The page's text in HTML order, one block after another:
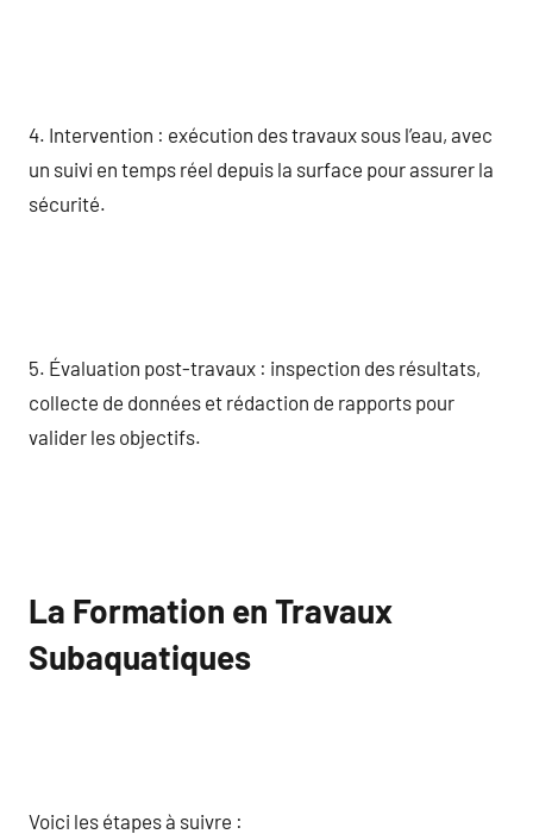
4. Intervention : exécution des travaux sous l’eau, avec
un suivi en temps réel depuis la surface pour assurer la
sécurité.
5. Évaluation post-travaux : inspection des résultats,
collecte de données et rédaction de rapports pour
valider les objectifs.
La Formation en Travaux
Subaquatiques
Voici les étapes à suivre :